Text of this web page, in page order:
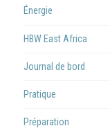
Énergie
HBW East Africa
Journal de bord
Pratique
Préparation